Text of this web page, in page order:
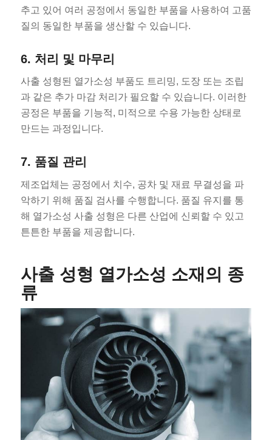
추고 있어 여러 공정에서 동일한 부품을 사용하여 고품
질의 동일한 부품을 생산할 수 있습니다.
6. 처리 및 마무리
사출 성형된 열가소성 부품도 트리밍, 도장 또는 조립
과 같은 추가 마감 처리가 필요할 수 있습니다. 이러한
공정은 부품을 기능적, 미적으로 수용 가능한 상태로
만드는 과정입니다.
7. 품질 관리
제조업체는 공정에서 치수, 공차 및 재료 무결성을 파
악하기 위해 품질 검사를 수행합니다. 품질 유지를 통
해 열가소성 사출 성형은 다른 산업에 신뢰할 수 있고
튼튼한 부품을 제공합니다.
사출 성형 열가소성 소재의 종
류